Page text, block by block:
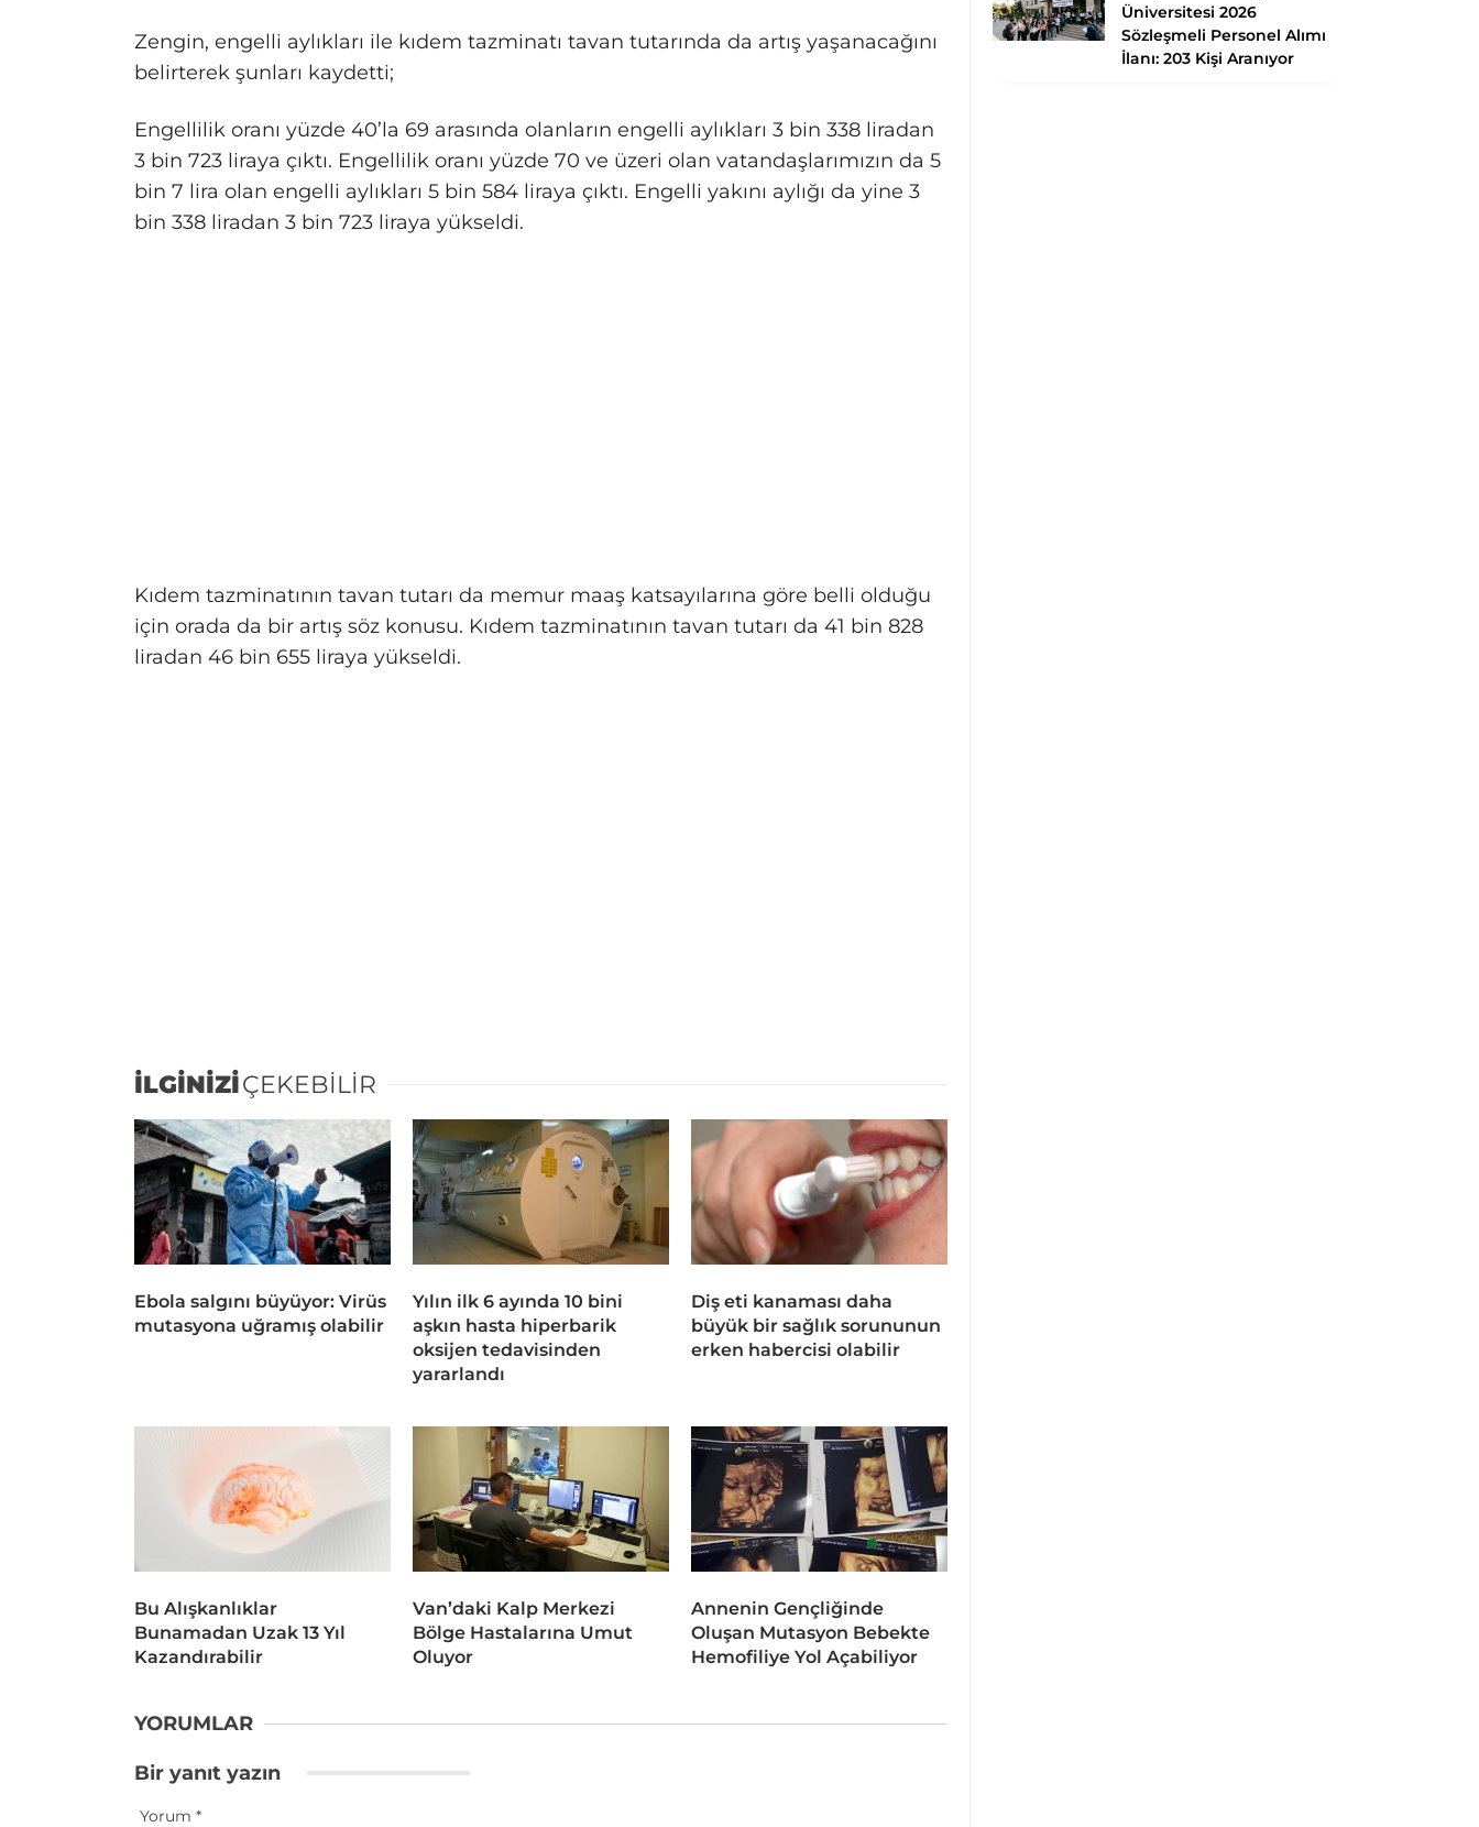
Zengin, engelli aylıkları ile kıdem tazminatı tavan tutarında da artış yaşanacağını
belirterek şunları kaydetti;
Engellilik oranı yüzde 40’la 69 arasında olanların engelli aylıkları 3 bin 338 liradan
3 bin 723 liraya çıktı. Engellilik oranı yüzde 70 ve üzeri olan vatandaşlarımızın da 5
bin 7 lira olan engelli aylıkları 5 bin 584 liraya çıktı. Engelli yakını aylığı da yine 3
bin 338 liradan 3 bin 723 liraya yükseldi.
Kıdem tazminatının tavan tutarı da memur maaş katsayılarına göre belli olduğu
için orada da bir artış söz konusu. Kıdem tazminatının tavan tutarı da 41 bin 828
liradan 46 bin 655 liraya yükseldi.
İLGİNİZİÇEKEBİLİR
Ebola salgını büyüyor: Virüs
mutasyona uğramış olabilir
Yılın ilk 6 ayında 10 bini
aşkın hasta hiperbarik
oksijen tedavisinden
yararlandı
Diş eti kanaması daha
büyük bir sağlık sorununun
erken habercisi olabilir
Bu Alışkanlıklar
Bunamadan Uzak 13 Yıl
Kazandırabilir
Van’daki Kalp Merkezi
Bölge Hastalarına Umut
Oluyor
Annenin Gençliğinde
Oluşan Mutasyon Bebekte
Hemofiliye Yol Açabiliyor
YORUMLAR
Bir yanıt yazın
Yorum *
Üniversitesi 2026
Sözleşmeli Personel Alımı
İlanı: 203 Kişi Aranıyor